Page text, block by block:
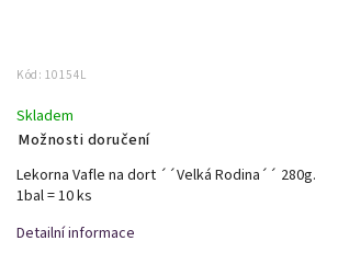
Kód: 10154L
Skladem
Možnosti doručení
Lekorna Vafle na dort ´´Velká Rodina´´ 280g.
1bal = 10 ks
Detailní informace